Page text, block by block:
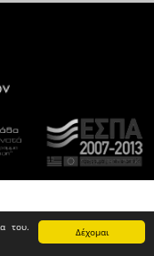
Δέχομαι
του.